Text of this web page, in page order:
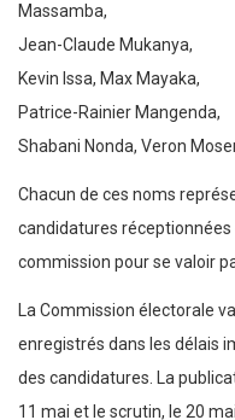
Massamba,
Jean-Claude Mukanya,
Kevin Issa, Max Mayaka,
Patrice-Rainier Mangenda,
Shabani Nonda, Veron
Chacun de ces noms
candidatures
commission pour se valoir
La Commission électorale
enregistrés dans les délais
des candidatures. La
11 mai et le scrutin, le 20